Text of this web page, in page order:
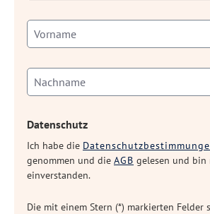
Datenschutz
Ich habe die
genommen und die AGB gelesen und bin
einverstanden.
Die mit einem Stern (*) markierten Felder